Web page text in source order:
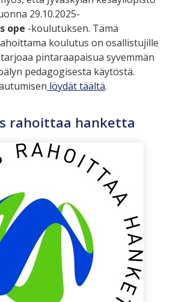
29.10.2025-
ope -koulutuksen. Tämä
koulutus on osallistujille
pintaraapaisua syvemmän
pedagogisesta käytöstä.
löydät täältä.
rahoittaa hanketta